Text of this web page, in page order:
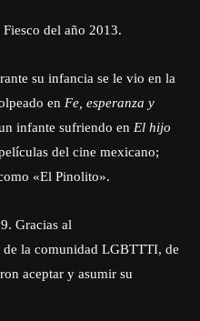
del año 2013.
su infancia se le vio en la
en Fe, esperanza y
infante sufriendo en El hijo
del cine mexicano;
«El Pinolito».
Gracias al
de la comunidad LGBTTTI, de
aceptar y asumir su